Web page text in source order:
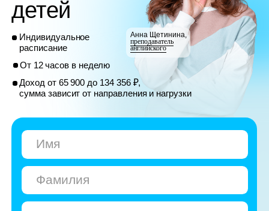
Индивидуальное
расписание
От 12 часов в неделю
Доход от 65 900 до 134 356 ₽,
сумма зависит от направления и нагрузки
Анна Щетинина,
преподаватель